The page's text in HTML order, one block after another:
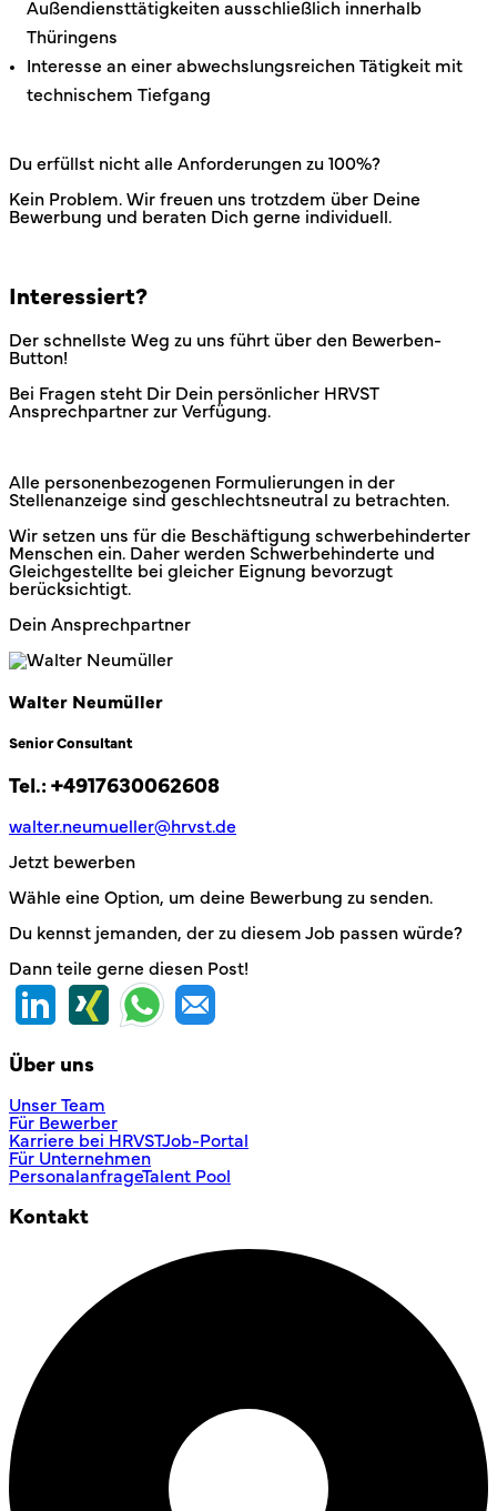
Außendiensttätigkeiten ausschließlich innerhalb
Thüringens
Interesse an einer abwechslungsreichen Tätigkeit mit
technischem Tiefgang
Du erfüllst nicht alle Anforderungen zu 100%?
Kein Problem. Wir freuen uns trotzdem über Deine
Bewerbung und beraten Dich gerne individuell.
Interessiert?
Der schnellste Weg zu uns führt über den Bewerben-
Button!
Bei Fragen steht Dir Dein persönlicher HRVST
Ansprechpartner zur Verfügung.
Alle personenbezogenen Formulierungen in der
Stellenanzeige sind geschlechtsneutral zu betrachten.
Wir setzen uns für die Beschäftigung schwerbehinderter
Menschen ein. Daher werden Schwerbehinderte und
Gleichgestellte bei gleicher Eignung bevorzugt
berücksichtigt.
Dein Ansprechpartner
Walter Neumüller
Senior Consultant
Tel.: +4917630062608
walter.neumueller@hrvst.de
Jetzt bewerben
Wähle eine Option, um deine Bewerbung zu senden.
Du kennst jemanden, der zu diesem Job passen würde?
Dann teile gerne diesen Post!
Über uns
Unser Team
Für Bewerber
Karriere bei HRVSTJob-Portal
Für Unternehmen
PersonalanfrageTalent Pool
Kontakt